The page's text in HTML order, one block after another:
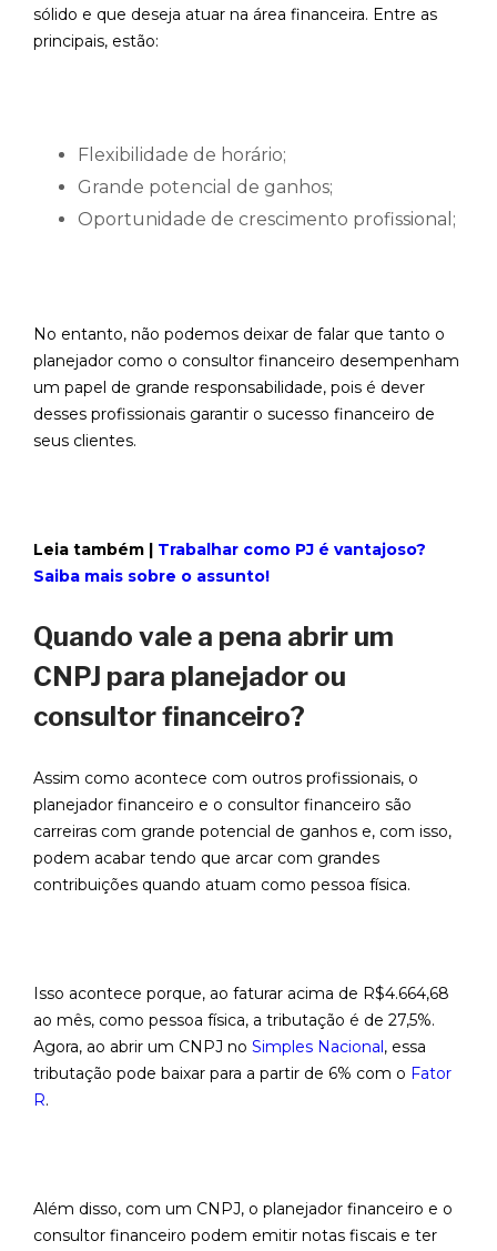
sólido e que deseja atuar na área financeira. Entre as
principais, estão:
Flexibilidade de horário;
Grande potencial de ganhos;
Oportunidade de crescimento profissional;
No entanto, não podemos deixar de falar que tanto o
planejador como o consultor financeiro desempenham
um papel de grande responsabilidade, pois é dever
desses profissionais garantir o sucesso financeiro de
seus clientes.
Leia também | Trabalhar como PJ é vantajoso?
Saiba mais sobre o assunto!
Quando vale a pena abrir um
CNPJ para planejador ou
consultor financeiro?
Assim como acontece com outros profissionais, o
planejador financeiro e o consultor financeiro são
carreiras com grande potencial de ganhos e, com isso,
podem acabar tendo que arcar com grandes
contribuições quando atuam como pessoa física.
Isso acontece porque, ao faturar acima de R$4.664,68
ao mês, como pessoa física, a tributação é de 27,5%.
Agora, ao abrir um CNPJ no Simples Nacional , essa
tributação pode baixar para a partir de 6% com o Fator
R.
Além disso, com um CNPJ, o planejador financeiro e o
consultor financeiro podem emitir notas fiscais e ter